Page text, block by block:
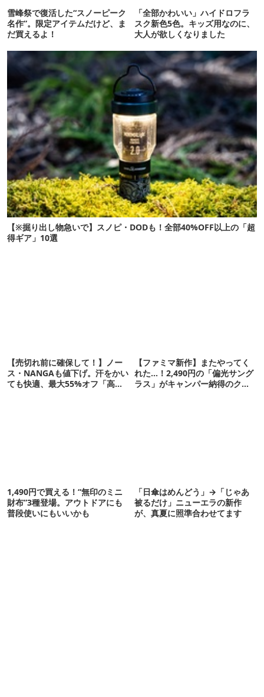
雪峰祭で復活した“スノーピーク
名作”。限定アイテムだけど、ま
だ買えるよ！
「全部かわいい」ハイドロフラ
スク新色5色。キッズ用なのに、
大人が欲しくなりました
【※掘り出し物急いで】スノピ・DODも！全部40%OFF以上の「超
得ギア」10選
【売切れ前に確保して！】ノー
ス・NANGAも値下げ。汗をかい
ても快適、最大55%オフ「高機
【ファミマ新作】またやってく
れた…！2,490円の「偏光サング
ラス」がキャンパー納得のクオ
1,490円で買える！“無印のミニ
財布”3種登場。アウトドアにも
普段使いにもいいかも
「日傘はめんどう」→「じゃあ
被るだけ」ニューエラの新作
が、真夏に照準合わせてます